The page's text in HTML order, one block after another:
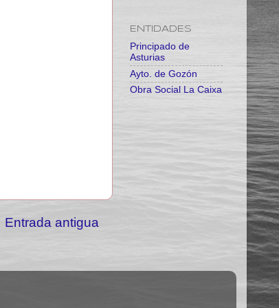
Entrada antigua
ENTIDADES
Principado de
Asturias
Ayto. de Gozón
Obra Social La Caixa